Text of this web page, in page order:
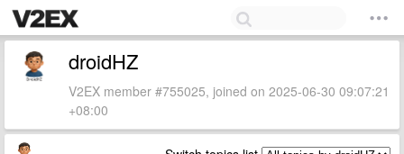
droidHZ
V2EX member #755025, joined on 2025-06-30 09:07:21
+08:00